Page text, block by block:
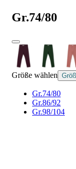
Gr.74/80
Größe wählen
Gr.74/80
Gr.86/92
Gr.98/104